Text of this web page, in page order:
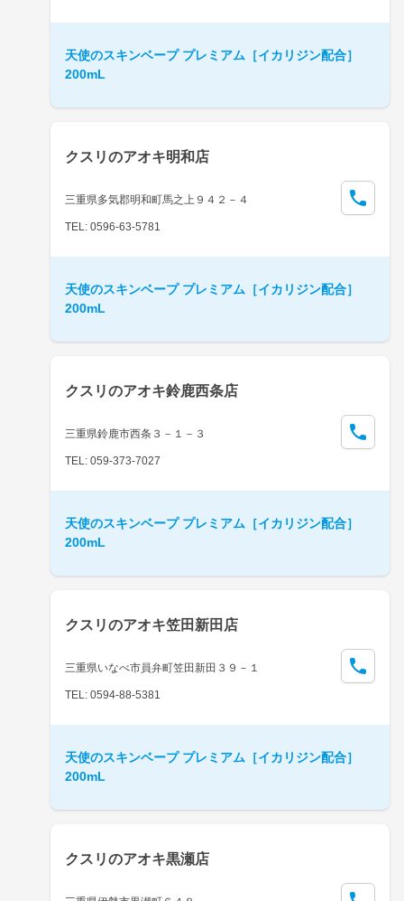
天使のスキンベープ プレミアム［イカリジン配合］
200mL
クスリのアオキ明和店
三重県多気郡明和町馬之上９４２－４
TEL: 0596-63-5781
天使のスキンベープ プレミアム［イカリジン配合］
200mL
クスリのアオキ鈴鹿西条店
三重県鈴鹿市西条３－１－３
TEL: 059-373-7027
天使のスキンベープ プレミアム［イカリジン配合］
200mL
クスリのアオキ笠田新田店
三重県いなべ市員弁町笠田新田３９－１
TEL: 0594-88-5381
天使のスキンベープ プレミアム［イカリジン配合］
200mL
クスリのアオキ黒瀬店